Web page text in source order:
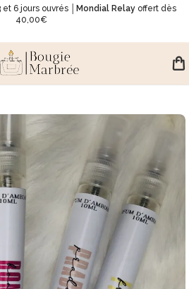
6 jours ouvrés │ Mondial Relayoffert dès
40,00€